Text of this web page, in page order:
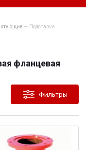
— Подставка
фланцевая
Фильтры